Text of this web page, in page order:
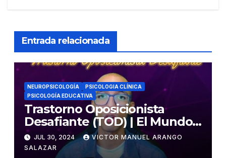
Entrada relacionada
NEUROPSICOLOGÍA
PSICOLOGIA CLÍNICA
PSICOLOGÍA EDUCATIVA
Trastorno Oposicionista
Desafiante (TOD) | El Mundo
Psicológico
JUL 30, 2024
VICTOR MANUEL ARANGO
SALAZAR